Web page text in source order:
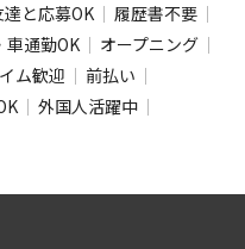
達と応募OK
履歴書不要
車通勤OK
オープニング
ム歓迎
前払い
外国人活躍中